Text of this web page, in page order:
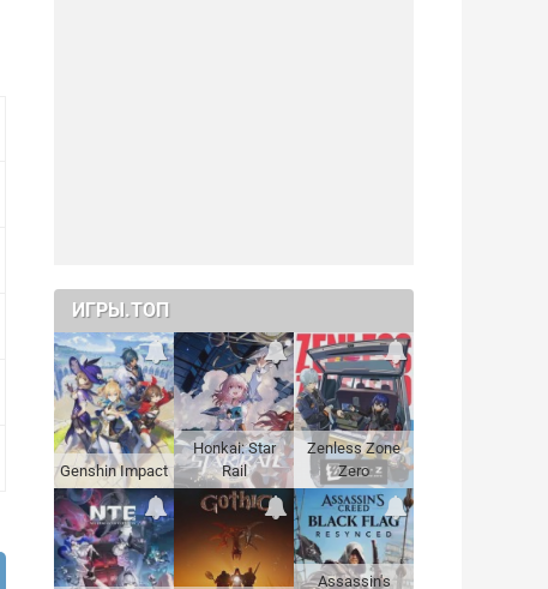
ИГРЫ.ТОП
Genshin Impact
Honkai: Star
Rail
Zenless Zone
Zero
Assassin's